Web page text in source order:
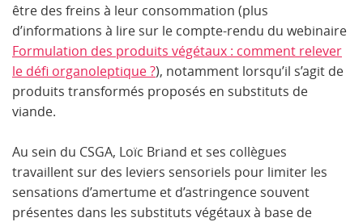
être des freins à leur consommation (plus
d’informations à lire sur le compte-rendu du webinaire
Formulation des produits végétaux : comment relever
le défi organoleptique ?), notamment lorsqu’il s’agit de
produits transformés proposés en substituts de
viande.
Au sein du CSGA, Loïc Briand et ses collègues
travaillent sur des leviers sensoriels pour limiter les
sensations d’amertume et d’astringence souvent
présentes dans les substituts végétaux à base de